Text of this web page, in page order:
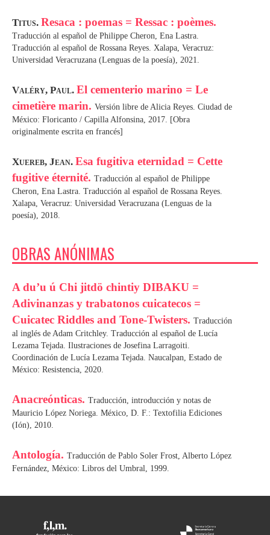
Titus. Resaca : poemas = Ressac : poèmes.
Traducción al español de Philippe Cheron, Ena Lastra.
Traducción al español de Rossana Reyes. Xalapa, Veracruz:
Universidad Veracruzana (Lenguas de la poesía), 2021.
Valéry, Paul. El cementerio marino = Le
cimetière marin. Versión libre de Alicia Reyes. Ciudad de
México: Floricanto / Capilla Alfonsina, 2017. [Obra
originalmente escrita en francés]
Xuereb, Jean. Esa fugitiva eternidad = Cette
fugitive éternité. Traducción al español de Philippe
Cheron, Ena Lastra. Traducción al español de Rossana Reyes.
Xalapa, Veracruz: Universidad Veracruzana (Lenguas de la
poesía), 2018.
OBRAS ANÓNIMAS
A du’u ú Chi jitdö chintiy DIBAKU =
Adivinanzas y trabatonos cuicatecos =
Cuicatec Riddles and Tone-Twisters. Traducción
al inglés de Adam Critchley. Traducción al español de Lucía
Lezama Tejada. Ilustraciones de Josefina Larragoiti.
Coordinación de Lucía Lezama Tejada. Naucalpan, Estado de
México: Resistencia, 2020.
Anacreónticas. Traducción, introducción y notas de
Mauricio López Noriega. México, D. F.: Textofilia Ediciones
(Ión), 2010.
Antología. Traducción de Pablo Soler Frost, Alberto López
Fernández, México: Libros del Umbral, 1999.